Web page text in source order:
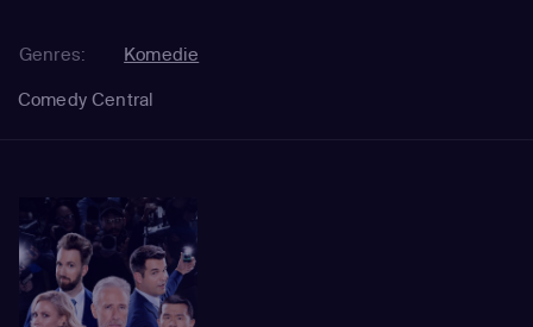
Genres:
Komedie
Comedy Central